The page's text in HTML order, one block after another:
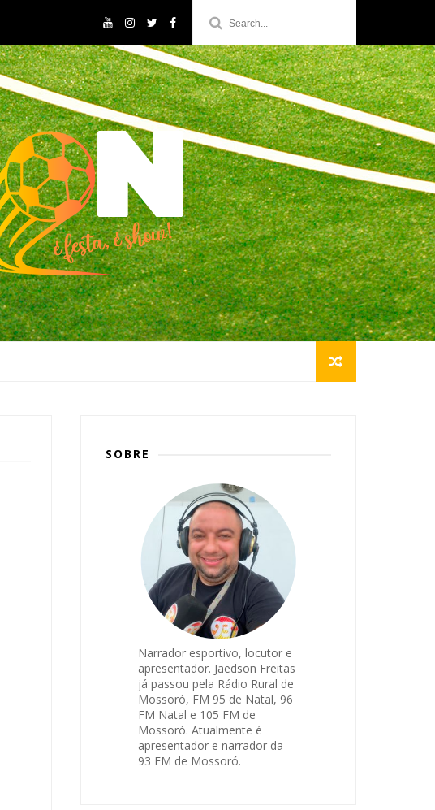
SOBRE
Narrador esportivo, locutor e
apresentador. Jaedson Freitas
já passou pela Rádio Rural de
Mossoró, FM 95 de Natal, 96
FM Natal e 105 FM de
Mossoró. Atualmente é
apresentador e narrador da
93 FM de Mossoró.